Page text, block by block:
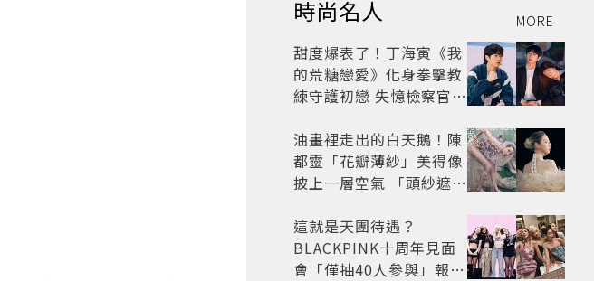
時尚名人 MORE
甜度爆表了！丁海寅《我
的荒糖戀愛》化身拳擊教
練守護初戀 失憶檢察官×
劇
油畫裡走出的白天鵝！陳
都靈「花瓣薄紗」美得像
披上一層空氣 「頭紗遮
太仙
這就是天團待遇？
BLACKPINK十周年見面
會「僅抽40人參與」報名